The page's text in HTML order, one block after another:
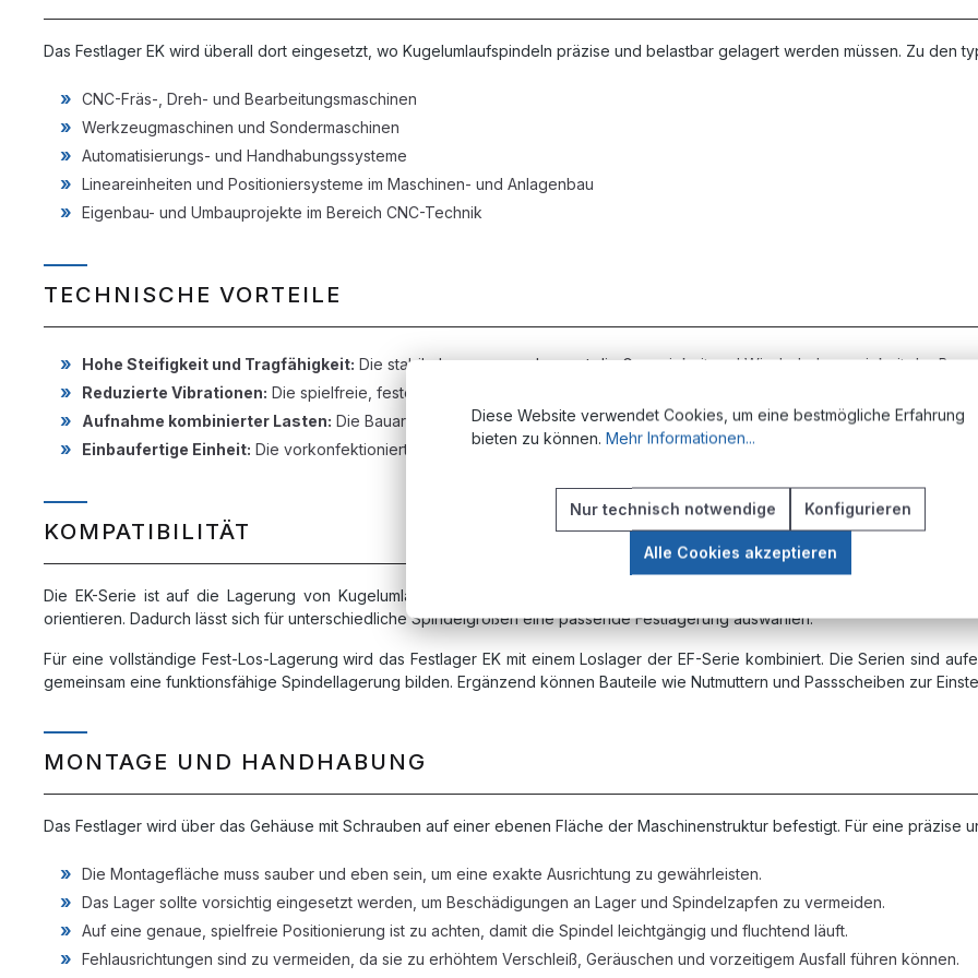
Das Festlager EK wird überall dort eingesetzt, wo Kugelumlaufspindeln präzise und belastbar gelagert werden müssen. Zu den
CNC-Fräs-, Dreh- und Bearbeitungsmaschinen
Werkzeugmaschinen und Sondermaschinen
Automatisierungs- und Handhabungssysteme
Lineareinheiten und Positioniersysteme im Maschinen- und Anlagenbau
Eigenbau- und Umbauprojekte im Bereich CNC-Technik
TECHNISCHE VORTEILE
Hohe Steifigkeit und Tragfähigkeit: Die stabile Lagerung verbessert die Genauigkeit und Wiederholgenauigkeit der
Reduzierte Vibrationen: Die spielfreie, feste Führung der rotierenden Teile minimiert unerwünschte Bewegungen und
Aufnahme kombinierter Lasten: Die Bauart nimmt sowohl axiale als auch radiale Kräfte auf und eignet sich damit für die
Einbaufertige Einheit: Die vorkonfektionierte Bauweise verkürzt die Montagezeit und vereinfacht die Integration.
KOMPATIBILITÄT
Die EK-Serie ist auf die Lagerung von Kugelumlaufspindeln abgestimmt und in mehreren aufeinander aufbauenden
orientieren. Dadurch lässt sich für unterschiedliche Spindelgrößen eine passende Festlagerung auswählen.
Für eine vollständige Fest-Los-Lagerung wird das Festlager EK mit einem Loslager der EF-Serie kombiniert. Die Serien sind
gemeinsam eine funktionsfähige Spindellagerung bilden. Ergänzend können Bauteile wie Nutmuttern und Passscheiben zur
MONTAGE UND HANDHABUNG
Das Festlager wird über das Gehäuse mit Schrauben auf einer ebenen Fläche der Maschinenstruktur befestigt. Für eine präzise
Die Montagefläche muss sauber und eben sein, um eine exakte Ausrichtung zu gewährleisten.
Das Lager sollte vorsichtig eingesetzt werden, um Beschädigungen an Lager und Spindelzapfen zu vermeiden.
Auf eine genaue, spielfreie Positionierung ist zu achten, damit die Spindel leichtgängig und fluchtend läuft.
Fehlausrichtungen sind zu vermeiden, da sie zu erhöhtem Verschleiß, Geräuschen und vorzeitigem Ausfall führen können.
Diese Website verwendet Cookies, um eine bestmögliche Erfahrung
bieten zu können. Mehr Informationen...
Nur technisch notwendige Konfigurieren
Alle Cookies akzeptieren